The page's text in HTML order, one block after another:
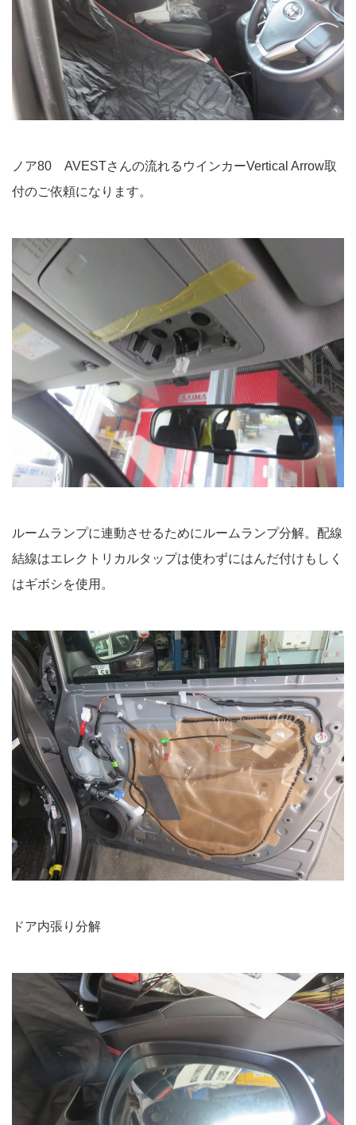
ノア80 AVESTさんの流れるウインカーVertical Arrow取
付のご依頼になります。
ルームランプに連動させるためにルームランプ分解。配線
結線はエレクトリカルタップは使わずにはんだ付けもしく
はギボシを使用。
ドア内張り分解